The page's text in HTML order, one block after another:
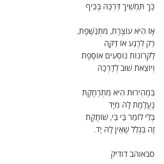
כָּךְ תַּמְשִׁיךְ דַּרְכָּהּ בְּכֵּיף
אָז הִיא עוֹצֶרֶת, מִתְנַשֶּׁפֶת,
רַק לְרֶגַע אוֹ דַּקָּה
לַקְּרוֹנוֹת נוֹסְעִים אוֹסֶפֶת
וְיוֹצֵאת שׁוּב לְדָרְכָהּ
בִּמְהִירוּת הִיא מִתְרַחֶקֶת
נֶעֱלֶמֶת לָהּ מִיָּד
בְּלִי לוֹמַר בַּי בַּי, שׁוֹתֶקֶת
זֶה בִּגְלַל שֶׁאֵין לָהּ יָד.
סבאוהב דודיק